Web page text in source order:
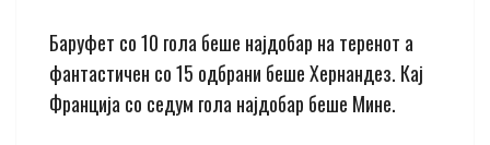
Баруфет со 10 гола беше најдобар на теренот a
фантастичен со 15 одбрани беше Хернандез. Кај
Франција со седум гола најдобар беше Мине.